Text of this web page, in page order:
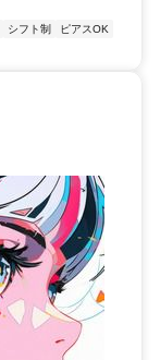
シフト制
ピアスOK